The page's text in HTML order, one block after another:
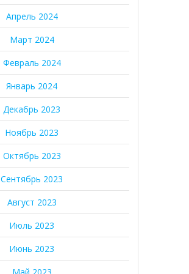
Апрель 2024
Март 2024
Февраль 2024
Январь 2024
Декабрь 2023
Ноябрь 2023
Октябрь 2023
Сентябрь 2023
Август 2023
Июль 2023
Июнь 2023